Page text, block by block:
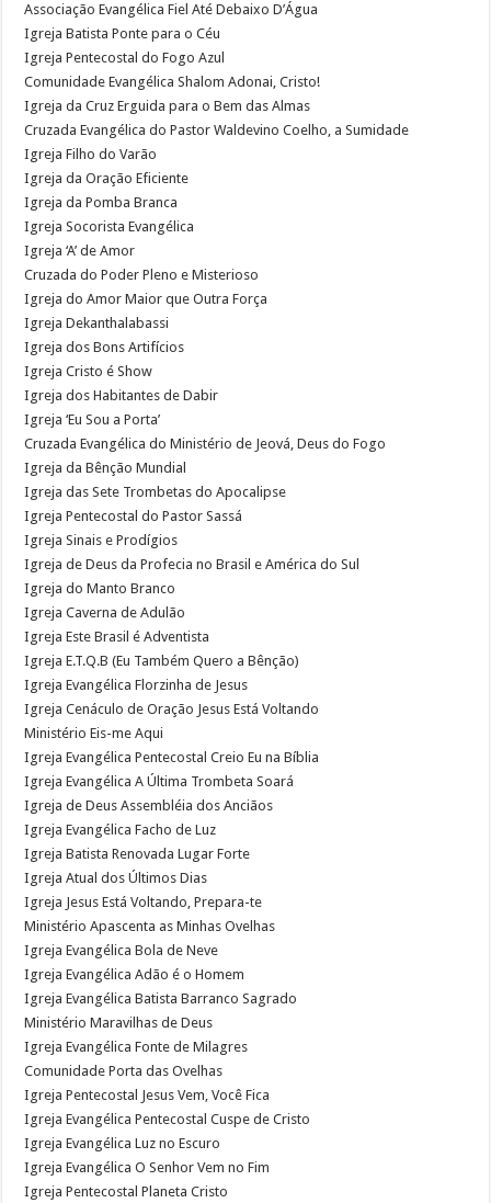
Associação Evangélica Fiel Até Debaixo D’Água
Igreja Batista Ponte para o Céu
Igreja Pentecostal do Fogo Azul
Comunidade Evangélica Shalom Adonai, Cristo!
Igreja da Cruz Erguida para o Bem das Almas
Cruzada Evangélica do Pastor Waldevino Coelho, a Sumidade
Igreja Filho do Varão
Igreja da Oração Eficiente
Igreja da Pomba Branca
Igreja Socorista Evangélica
Igreja ‘A’ de Amor
Cruzada do Poder Pleno e Misterioso
Igreja do Amor Maior que Outra Força
Igreja Dekanthalabassi
Igreja dos Bons Artifícios
Igreja Cristo é Show
Igreja dos Habitantes de Dabir
Igreja ‘Eu Sou a Porta’
Cruzada Evangélica do Ministério de Jeová, Deus do Fogo
Igreja da Bênção Mundial
Igreja das Sete Trombetas do Apocalipse
Igreja Pentecostal do Pastor Sassá
Igreja Sinais e Prodígios
Igreja de Deus da Profecia no Brasil e América do Sul
Igreja do Manto Branco
Igreja Caverna de Adulão
Igreja Este Brasil é Adventista
Igreja E.T.Q.B (Eu Também Quero a Bênção)
Igreja Evangélica Florzinha de Jesus
Igreja Cenáculo de Oração Jesus Está Voltando
Ministério Eis-me Aqui
Igreja Evangélica Pentecostal Creio Eu na Bíblia
Igreja Evangélica A Última Trombeta Soará
Igreja de Deus Assembléia dos Anciãos
Igreja Evangélica Facho de Luz
Igreja Batista Renovada Lugar Forte
Igreja Atual dos Últimos Dias
Igreja Jesus Está Voltando, Prepara-te
Ministério Apascenta as Minhas Ovelhas
Igreja Evangélica Bola de Neve
Igreja Evangélica Adão é o Homem
Igreja Evangélica Batista Barranco Sagrado
Ministério Maravilhas de Deus
Igreja Evangélica Fonte de Milagres
Comunidade Porta das Ovelhas
Igreja Pentecostal Jesus Vem, Você Fica
Igreja Evangélica Pentecostal Cuspe de Cristo
Igreja Evangélica Luz no Escuro
Igreja Evangélica O Senhor Vem no Fim
Igreja Pentecostal Planeta Cristo